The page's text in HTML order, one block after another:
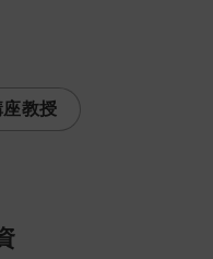
座教授